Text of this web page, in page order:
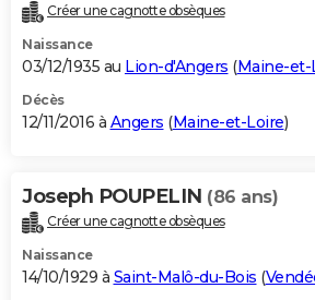
Créer une cagnotte obsèques
Naissance
03/12/1935 au Lion-d'Angers (Maine-et-
Décès
12/11/2016 à Angers (Maine-et-Loire)
Joseph POUPELIN (86 ans)
Créer une cagnotte obsèques
Naissance
14/10/1929 à Saint-Malô-du-Bois (